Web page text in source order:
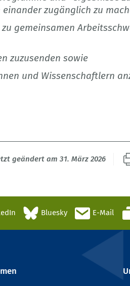
zugänglich zu
gemeinsamen
zuzusenden sowie
und Wissenschaftlern
geändert am 31. März 2026
Bluesky E-Mail